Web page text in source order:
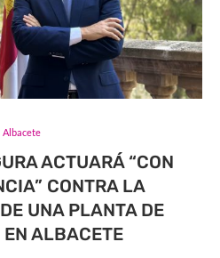
Albacete
ACTUARÁ “CON
CONTRA LA
UNA PLANTA DE
ALBACETE